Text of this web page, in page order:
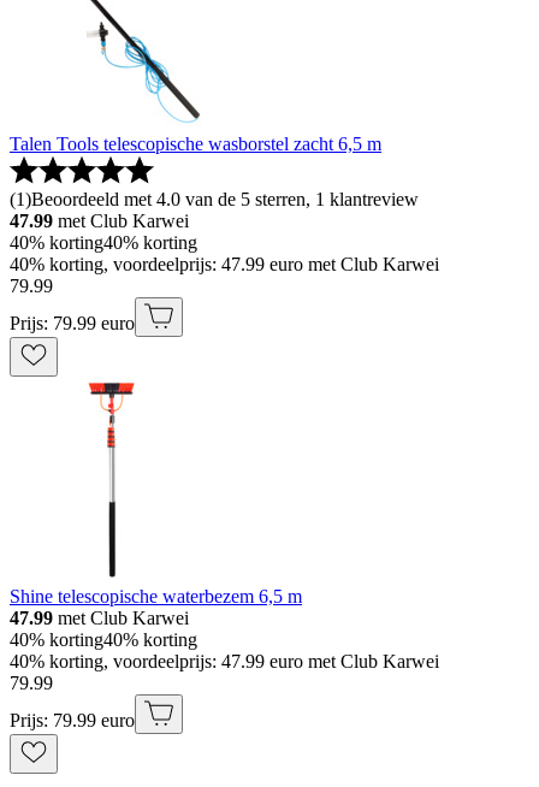
Talen Tools telescopische wasborstel zacht 6,5 m
(1)Beoordeeld met 4.0 van de 5 sterren, 1 klantreview
47.99 met Club Karwei
40% korting40% korting
40% korting, voordeelprijs: 47.99 euro met Club Karwei
79.99
Prijs: 79.99 euro
Shine telescopische waterbezem 6,5 m
47.99 met Club Karwei
40% korting40% korting
40% korting, voordeelprijs: 47.99 euro met Club Karwei
79.99
Prijs: 79.99 euro